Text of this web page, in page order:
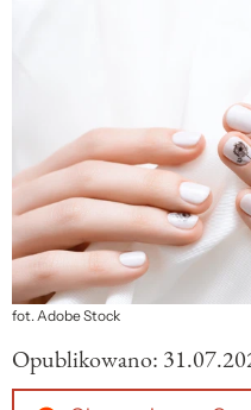
fot. Adobe Stock
Opublikowano: